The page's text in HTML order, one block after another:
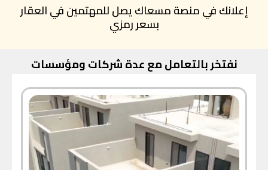
إعلانك في منصة مسعاك يصل للمهتمين في العقار
بسعر رمزي
نفتخر بالتعامل مع عدة شركات ومؤسسات